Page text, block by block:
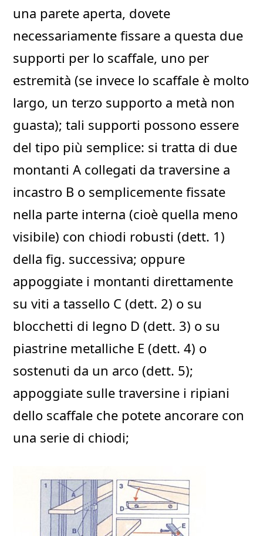
una parete aperta, dovete
necessariamente fissare a questa due
supporti per lo scaffale, uno per
estremità (se invece lo scaffale è molto
largo, un terzo supporto a metà non
guasta); tali supporti possono essere
del tipo più semplice: si tratta di due
montanti A collegati da traversine a
incastro B o semplicemente fissate
nella parte interna (cioè quella meno
visibile) con chiodi robusti (dett. 1)
della fig. successiva; oppure
appoggiate i montanti direttamente
su viti a tassello C (dett. 2) o su
blocchetti di legno D (dett. 3) o su
piastrine metalliche E (dett. 4) o
sostenuti da un arco (dett. 5);
appoggiate sulle traversine i ripiani
dello scaffale che potete ancorare con
una serie di chiodi;